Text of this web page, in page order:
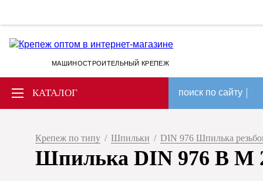
МАШИНОСТРОИТЕЛЬНЫЙ КРЕПЕЖ
КАТАЛОГ поиск по сайту
Крепеж по типу / Шпильки / DIN 976 Шпилька
Шпилька DIN 976 B M